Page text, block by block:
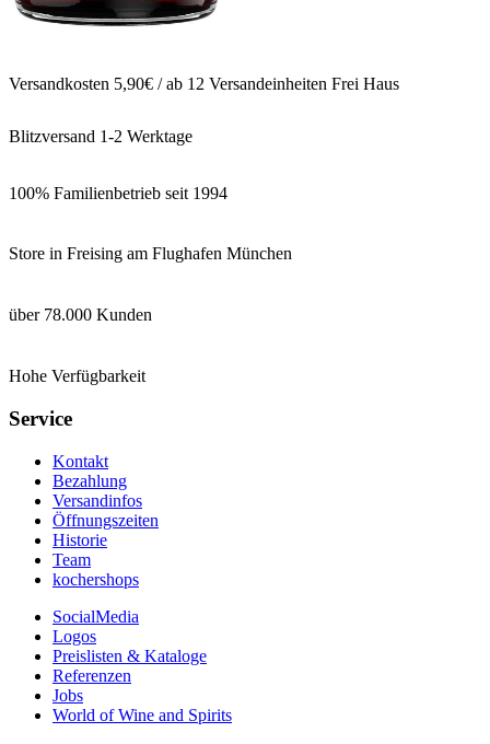
Versandkosten 5,90€ / ab 12 Versandeinheiten Frei Haus
Blitzversand 1-2 Werktage
100% Familienbetrieb seit 1994
Store in Freising am Flughafen München
über 78.000 Kunden
Hohe Verfügbarkeit
Service
Kontakt
Bezahlung
Versandinfos
Öffnungszeiten
Historie
Team
kochershops
SocialMedia
Logos
Preislisten & Kataloge
Referenzen
Jobs
World of Wine and Spirits